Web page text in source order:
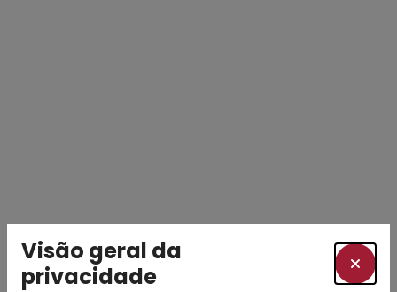
Visão geral da
privacidade